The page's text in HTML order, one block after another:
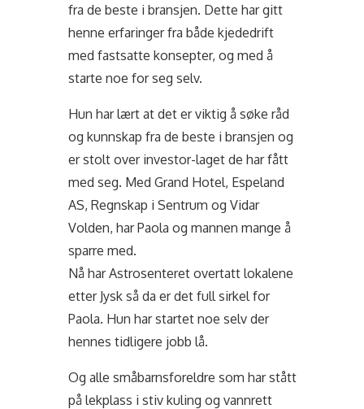
fra de beste i bransjen. Dette har gitt
henne erfaringer fra både kjededrift
med fastsatte konsepter, og med å
starte noe for seg selv.
Hun har lært at det er viktig å søke råd
og kunnskap fra de beste i bransjen og
er stolt over investor-laget de har fått
med seg. Med Grand Hotel, Espeland
AS, Regnskap i Sentrum og Vidar
Volden, har Paola og mannen mange å
sparre med.
Nå har Astrosenteret overtatt lokalene
etter Jysk så da er det full sirkel for
Paola. Hun har startet noe selv der
hennes tidligere jobb lå.
Og alle småbarnsforeldre som har stått
på lekplass i stiv kuling og vannrett